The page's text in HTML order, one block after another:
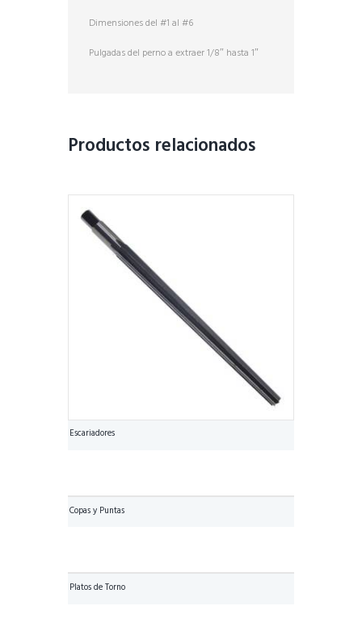
Dimensiones del #1 al #6
Pulgadas del perno a extraer 1/8″ hasta 1″
Productos relacionados
Escariadores
Copas y Puntas
Platos de Torno